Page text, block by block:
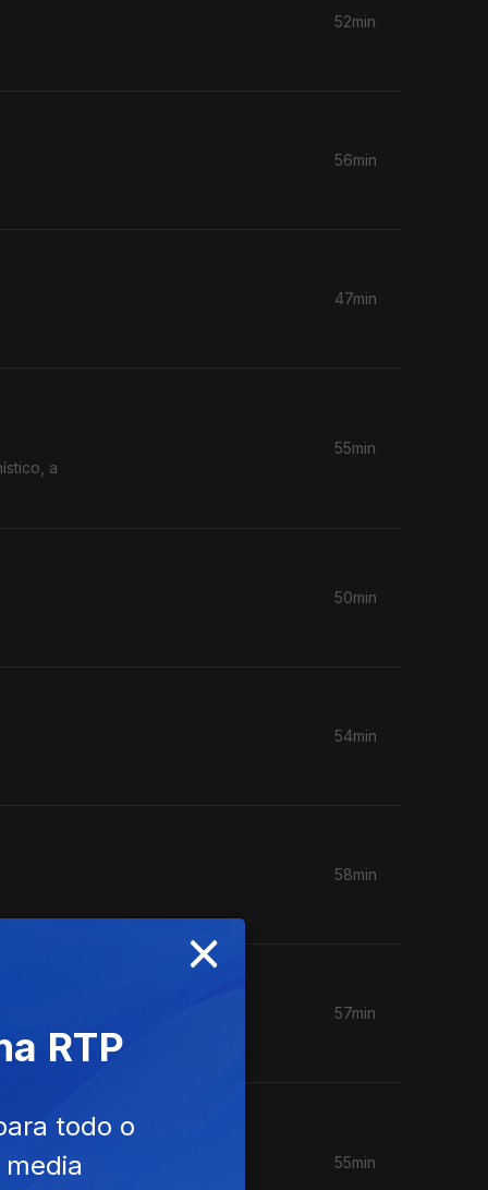
52min
56min
47min
55min
50min
54min
58min
57min
55min
×
RTP
todo o